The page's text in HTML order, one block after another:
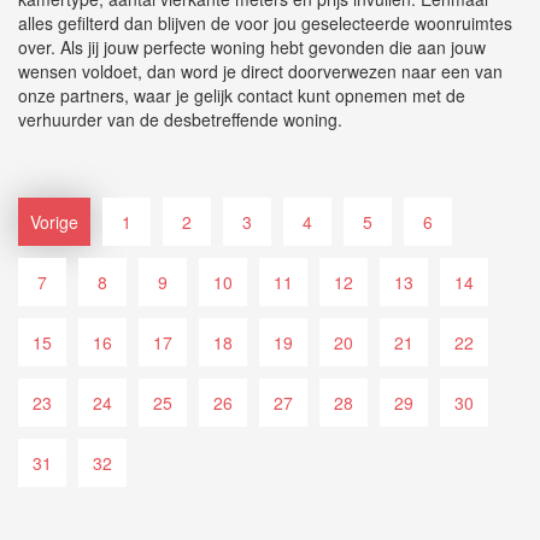
alles gefilterd dan blijven de voor jou geselecteerde woonruimtes
over. Als jij jouw perfecte woning hebt gevonden die aan jouw
wensen voldoet, dan word je direct doorverwezen naar een van
onze partners, waar je gelijk contact kunt opnemen met de
verhuurder van de desbetreffende woning.
Vorige 1 2 3 4 5 6
7 8 9 10 11 12 13 14
15 16 17 18 19 20 21 22
23 24 25 26 27 28 29 30
31 32